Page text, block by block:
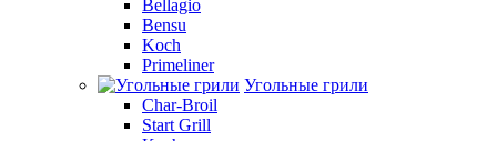
Bellagio
Bensu
Koch
Primeliner
Угольные грили
Char-Broil
Start Grill